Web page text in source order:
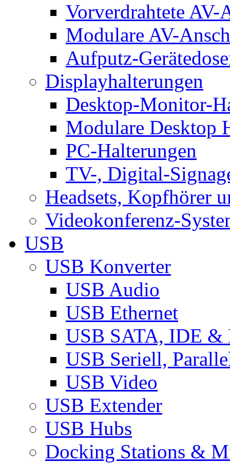
Vorverdrahtete AV-
Modulare AV-
Aufputz-
Displayhalterungen
Desktop-Monitor-
Modulare Desktop
PC-Halterungen
TV-, Digital-
Headsets, Kopfhörer
Videokonferenz-
USB
USB Konverter
USB Audio
USB Ethernet
USB SATA, IDE &
USB Seriell,
USB Video
USB Extender
USB Hubs
Docking Stations &